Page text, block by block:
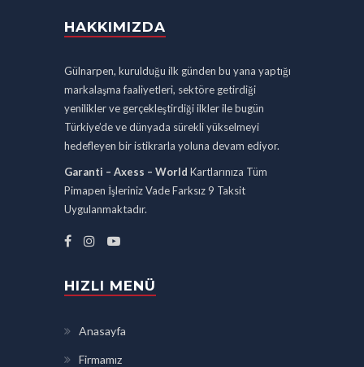
HAKKIMIZDA
Gülnarpen, kurulduğu ilk günden bu yana yaptığı
markalaşma faaliyetleri, sektöre getirdiği
yenilikler ve gerçekleştirdiği ilkler ile bugün
Türkiye’de ve dünyada sürekli yükselmeyi
hedefleyen bir istikrarla yoluna devam ediyor.
Garanti – Axess – World Kartlarınıza Tüm
Pimapen İşleriniz Vade Farksız 9 Taksit
Uygulanmaktadır.
HIZLI MENÜ
Anasayfa
Firmamız